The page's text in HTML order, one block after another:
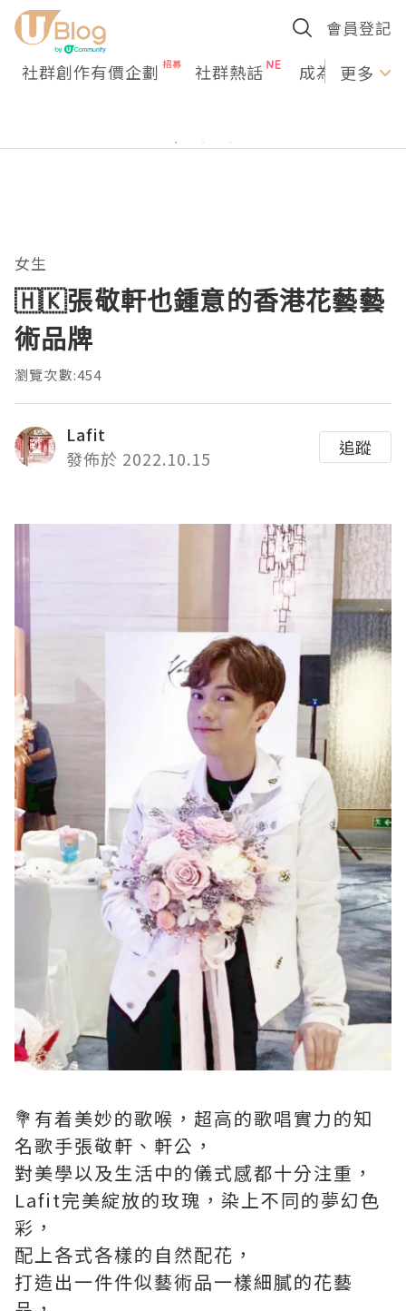
會員登記
社群創作有價企劃 社群熱話 成為U更多
女生
🇭🇰張敬軒也鍾意的香港花藝藝
術品牌
瀏覽次數:454
Lafit
發佈於 2022.10.15
追蹤
💐有着美妙的歌喉，超高的歌唱實力的知
名歌手張敬軒、軒公，
對美學以及生活中的儀式感都十分注重，
Lafit完美綻放的玫瑰，染上不同的夢幻色
彩，
配上各式各樣的自然配花，
打造出一件件似藝術品一樣細膩的花藝